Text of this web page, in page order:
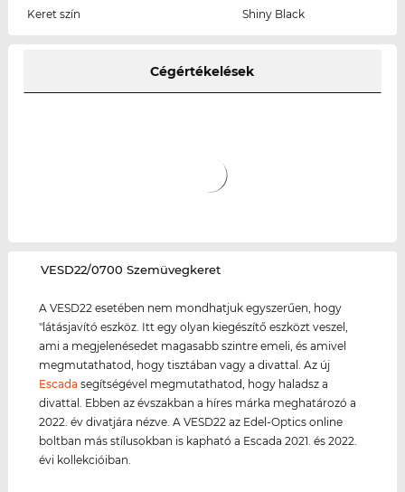
Keret szín
Shiny Black
Cégértékelések
‌VESD22/0700 Szemüvegkeret
A VESD22 esetében nem mondhatjuk egyszerűen, hogy
"látásjavító eszköz. Itt egy olyan kiegészítő eszközt veszel,
ami a megjelenésedet magasabb szintre emeli, és amivel
megmutathatod, hogy tisztában vagy a divattal. Az új
Escada segítségével megmutathatod, hogy haladsz a
divattal. Ebben az évszakban a híres márka meghatározó a
2022. év divatjára nézve. A VESD22 az Edel-Optics online
boltban más stílusokban is kapható a Escada 2021. és 2022.
évi kollekcióiban.